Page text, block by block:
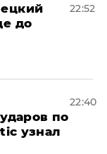
до
22:52
по
узнал
22:40